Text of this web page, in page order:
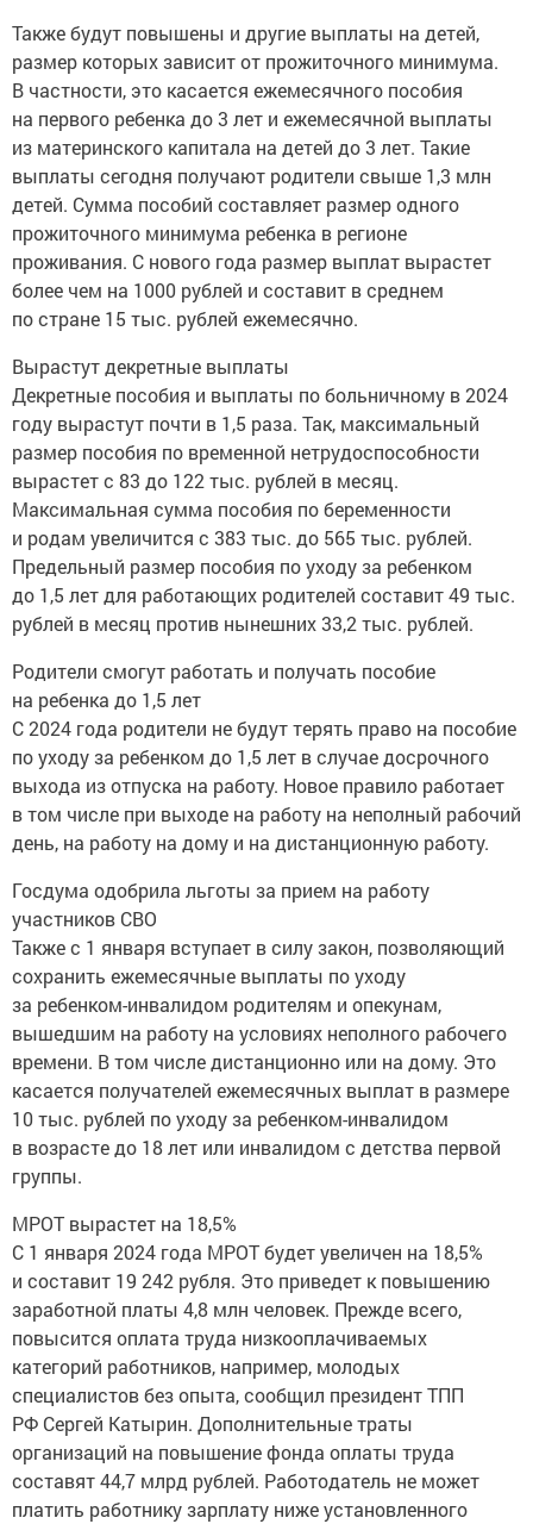
Также будут повышены и другие выплаты на детей,
размер которых зависит от прожиточного минимума.
В частности, это касается ежемесячного пособия
на первого ребенка до 3 лет и ежемесячной выплаты
из материнского капитала на детей до 3 лет. Такие
выплаты сегодня получают родители свыше 1,3 млн
детей. Сумма пособий составляет размер одного
прожиточного минимума ребенка в регионе
проживания. С нового года размер выплат вырастет
более чем на 1000 рублей и составит в среднем
по стране 15 тыс. рублей ежемесячно.
Вырастут декретные выплаты
Декретные пособия и выплаты по больничному в 2024
году вырастут почти в 1,5 раза. Так, максимальный
размер пособия по временной нетрудоспособности
вырастет с 83 до 122 тыс. рублей в месяц.
Максимальная сумма пособия по беременности
и родам увеличится с 383 тыс. до 565 тыс. рублей.
Предельный размер пособия по уходу за ребенком
до 1,5 лет для работающих родителей составит 49 тыс.
рублей в месяц против нынешних 33,2 тыс. рублей.
Родители смогут работать и получать пособие
на ребенка до 1,5 лет
С 2024 года родители не будут терять право на пособие
по уходу за ребенком до 1,5 лет в случае досрочного
выхода из отпуска на работу. Новое правило работает
в том числе при выходе на работу на неполный рабочий
день, на работу на дому и на дистанционную работу.
Госдума одобрила льготы за прием на работу
участников СВО
Также с 1 января вступает в силу закон, позволяющий
сохранить ежемесячные выплаты по уходу
за ребенком-инвалидом родителям и опекунам,
вышедшим на работу на условиях неполного рабочего
времени. В том числе дистанционно или на дому. Это
касается получателей ежемесячных выплат в размере
10 тыс. рублей по уходу за ребенком-инвалидом
в возрасте до 18 лет или инвалидом с детства первой
группы.
МРОТ вырастет на 18,5%
С 1 января 2024 года МРОТ будет увеличен на 18,5%
и составит 19 242 рубля. Это приведет к повышению
заработной платы 4,8 млн человек. Прежде всего,
повысится оплата труда низкооплачиваемых
категорий работников, например, молодых
специалистов без опыта, сообщил президент ТПП
РФ Сергей Катырин. Дополнительные траты
организаций на повышение фонда оплаты труда
составят 44,7 млрд рублей. Работодатель не может
платить работнику зарплату ниже установленного